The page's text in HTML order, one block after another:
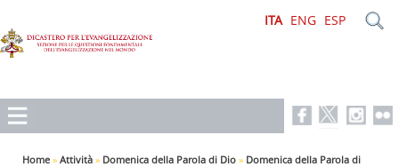
ITA ENG ESP
Home » Attività » Domenica della Parola di Dio » Domenica della Parola di